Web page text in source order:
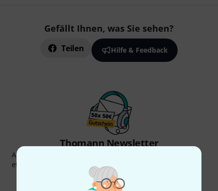
Gefällt Ihnen, was Sie sehen?
Teilen Hilfe & Feedback
Thomann Newsletter
Abonniere den Thomann Newsletter und gewinne mit
etwas Glück einen von
50 Gutscheinen
Inspirierende Beiträge
Deals